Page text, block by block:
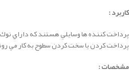
کاربرد :
پرداخت كننده ها وسايلي هستند كه داراي
پرداخت كردن يا سخت كردن سطوح به كار مي
مشخصات :